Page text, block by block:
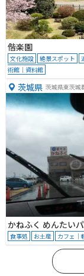
偕楽園
文化施設 絶景スポット
術館｜資料館
茨城県 茨城県東茨城
２５５−３
かねふく めんたい
食事処 お土産 カフェ｜